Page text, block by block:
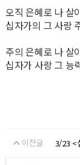
오직 은혜로 나 살
십자가의 그 사랑
주의 은혜로 나 살
십자가 사랑 그 능
이전글 3/23 <